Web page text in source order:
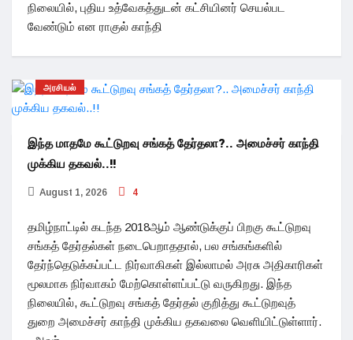
நிலையில், புதிய உத்வேகத்துடன் கட்சியினர் செயல்பட
வேண்டும் என ராகுல் காந்தி
அரசியல்
இந்த மாதமே கூட்டுறவு சங்கத் தேர்தலா?.. அமைச்சர் காந்தி
முக்கிய தகவல்..!!
August 1, 2026 4
தமிழ்நாட்டில் கடந்த 2018ஆம் ஆண்டுக்குப் பிறகு கூட்டுறவு
சங்கத் தேர்தல்கள் நடைபெறாததால், பல சங்கங்களில்
தேர்ந்தெடுக்கப்பட்ட நிர்வாகிகள் இல்லாமல் அரசு அதிகாரிகள்
மூலமாக நிர்வாகம் மேற்கொள்ளப்பட்டு வருகிறது. இந்த
நிலையில், கூட்டுறவு சங்கத் தேர்தல் குறித்து கூட்டுறவுத்
துறை அமைச்சர் காந்தி முக்கிய தகவலை வெளியிட்டுள்ளார்.